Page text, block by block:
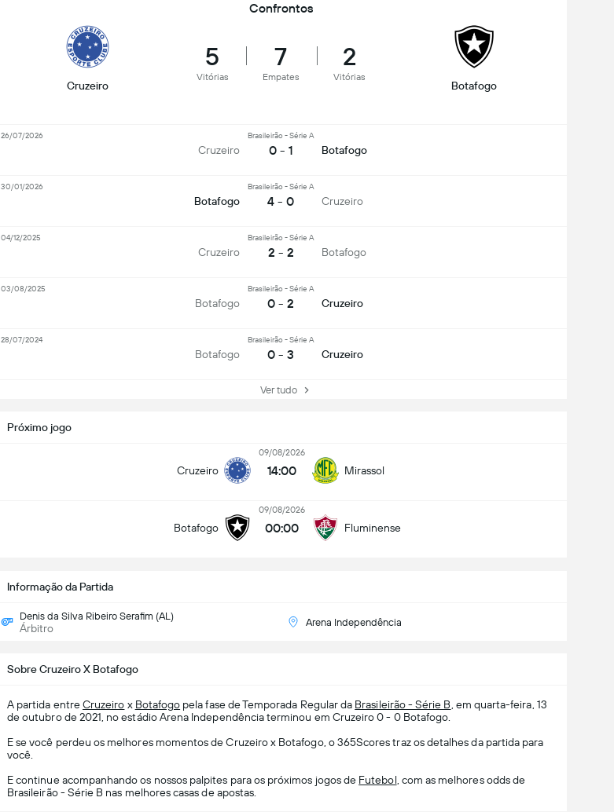
Próximo jogo
Cruzeiro
09/08/2026
14:00 Mirassol
Botafogo
09/08/2026
00:00 Fluminense
Informação da Partida
Denis da Silva Ribeiro Serafim (AL)
Árbitro Arena Independência
Confrontos
Cruzeiro
5
Vitórias
7
Empates
2
Vitórias
Botafogo
Cruzeiro
Brasileirão - Série A
0 - 1 Botafogo
26/07/2026
Botafogo
Brasileirão - Série A
4 - 0 Cruzeiro
30/01/2026
Cruzeiro
Brasileirão - Série A
2 - 2 Botafogo
04/12/2025
Botafogo
Brasileirão - Série A
0 - 2 Cruzeiro
03/08/2025
Botafogo
Brasileirão - Série A
0 - 3 Cruzeiro
28/07/2024
Ver tudo
Sobre Cruzeiro X Botafogo
A partida entreCruzeiro x Botafogo pela fase de Temporada Regular da Brasileirão - Série B , em quarta-feira, 13
de outubro de 2021, no estádio Arena Independência terminou em Cruzeiro 0 - 0 Botafogo.
E se você perdeu os melhores momentos de Cruzeiro x Botafogo, o 365Scores traz os detalhes da partida para
você.
E continue acompanhando os nossos palpites para os próximos jogos de Futebol , com as melhores odds de
Brasileirão - Série B nas melhores casas de apostas.